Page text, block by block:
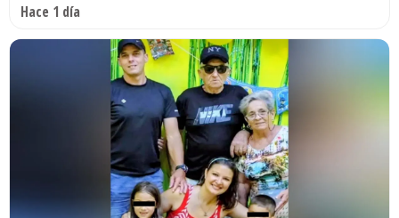
Hace 1 día